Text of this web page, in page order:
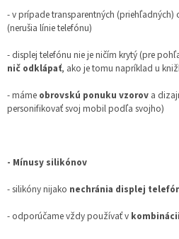
- v prípade transparentných (priehľadných)
(nerušia línie telefónu)
- displej telefónu nie je ničím krytý (pre
nič odklápať, ako je tomu napríklad u
- máme obrovskú ponuku vzorov a
personifikovať svoj mobil podľa svojho)
- Mínusy silikónov
- silikóny nijako nechránia displej
- odporúčame vždy používať v